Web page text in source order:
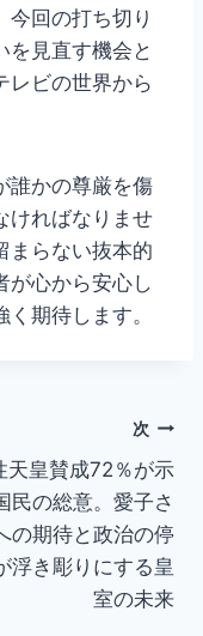
今回の打ち切り
を見直す機会と
レビの世界から
誰かの尊厳を傷
ければなりませ
まらない抜本的
が心から安心し
期待します。
次
天皇賛成72％が示
民の総意。愛子さ
の期待と政治の停
浮き彫りにする皇
室の未来